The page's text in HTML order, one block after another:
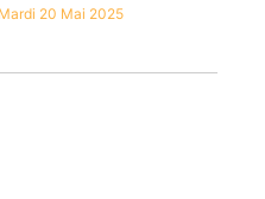
20 Mai 2025